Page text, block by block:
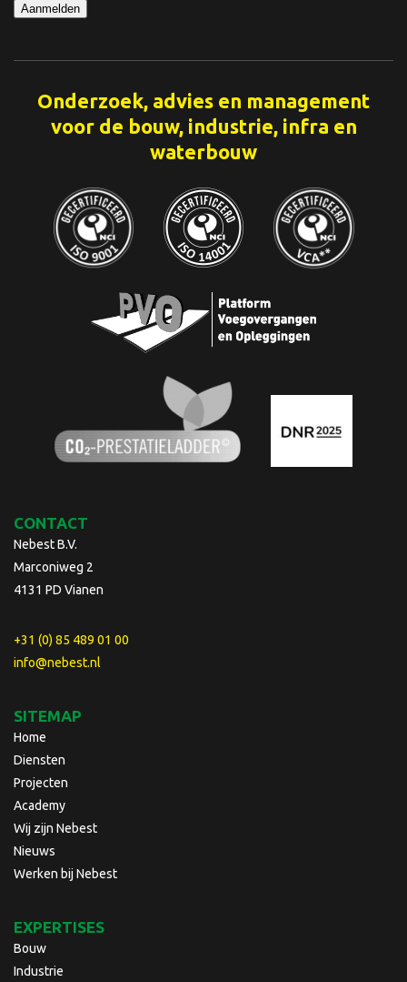
Aanmelden
Onderzoek, advies en management
voor de bouw, industrie, infra en
waterbouw
CONTACT
Nebest B.V.
Marconiweg 2
4131 PD Vianen
+31 (0) 85 489 01 00
info@nebest.nl
SITEMAP
Home
Diensten
Projecten
Academy
Wij zijn Nebest
Nieuws
Werken bij Nebest
EXPERTISES
Bouw
Industrie